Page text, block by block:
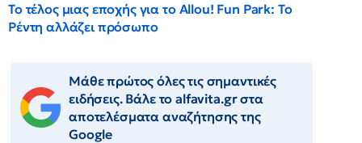
Το τέλος μιας εποχής για το Allou! Fun Park: Το
Ρέντη αλλάζει πρόσωπο
Μάθε πρώτος όλες τις σημαντικές
ειδήσεις. Βάλε το alfavita.gr στα
αποτελέσματα αναζήτησης της
Google